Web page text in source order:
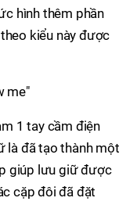
hình thêm phần
kiểu này được
1 tay cầm điện
là đã tạo thành một
giúp lưu giữ được
cặp đôi đã đặt